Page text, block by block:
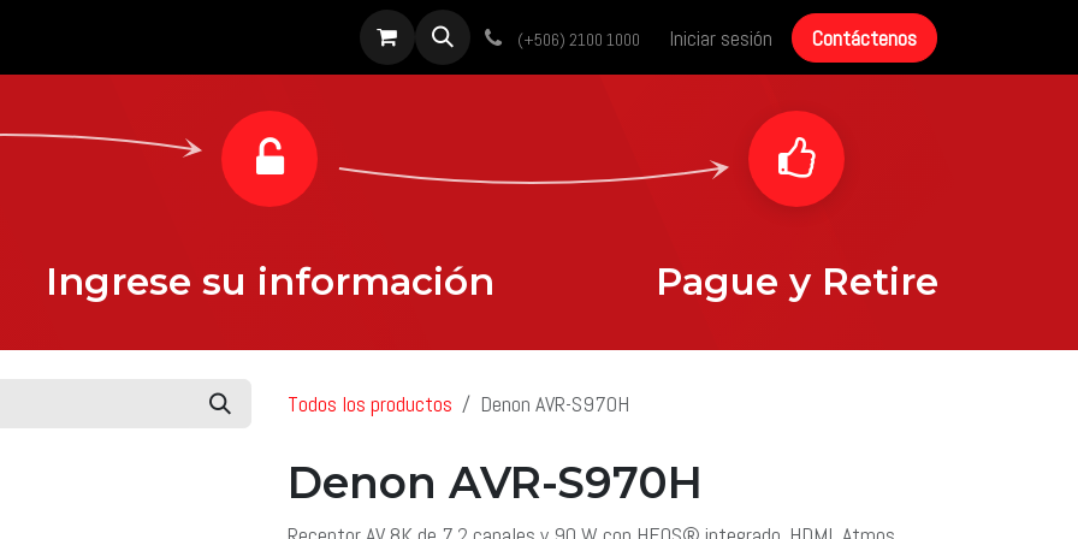
Sobre nosotros Noticias Historias de éxito Contáctenos
(+506) 2100 1000 Iniciar sesión Contáctenos
Ingrese su información Pague y Retire
Todos los productos Denon AVR-S970H
Denon AVR-S970H